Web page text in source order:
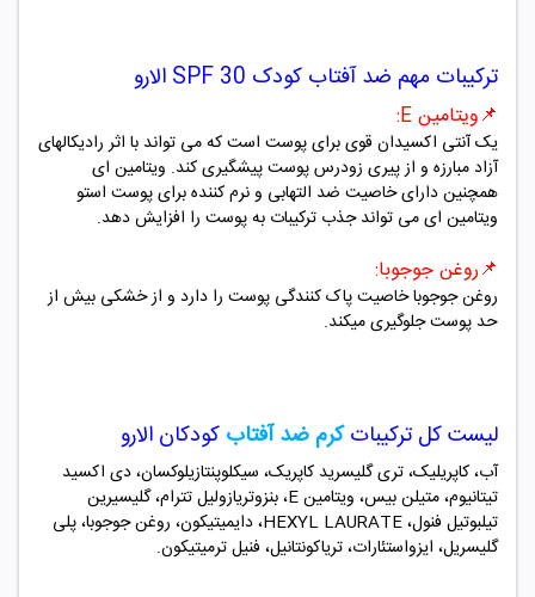
ترکیبات مهم ضد آفتاب کودک SPF 30 الارو
📌ویتامینE
:
یک آنتی اکسیدان قوی برای پوست است که می تواند با اثر رادیکالهای
آزاد مبارزه و از پیری زودرس پوست پیشگیری کند. ویتامین ای
همچنین دارای خاصیت ضد التهابی و نرم کننده برای پوست استو
ویتامین ای می تواند جذب ترکیبات به پوست را افزایش دهد.
📌روغن جوجوبا:
روغن جوجوبا خاصیت پاک کنندگی پوست را دارد و از خشکی بیش از
حد پوست جلوگیری میکند.
لیست کل ترکیباتکرم ضد آفتاب کودکان الارو
آب، کاپریلیک، تری گلیسرید کاپریک، سیکلوپنتازیلوکسان، دی اکسید
تیتانیوم، متیلن بیس، ویتامینE، بنزوتریازولیل تترام، گلیسیرین
تیلبوتیل فنول،HEXYL LAURATE، دایمیتیکون، روغن جوجوبا، پلی
گلیسریل، ایزواستئارات، تریاکونتانیل، فنیل ترمیتیکون.